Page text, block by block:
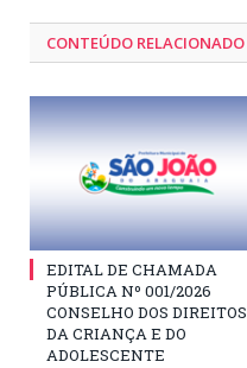
CONTEÚDO RELACIONADO
EDITAL DE CHAMADA
PÚBLICA Nº 001/2026
CONSELHO DOS DIREITOS
DA CRIANÇA E DO
ADOLESCENTE